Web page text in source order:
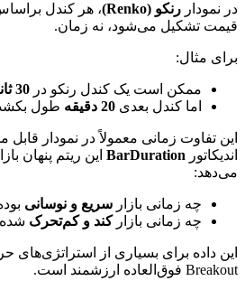
در نمودار رنکو (Renko)
، هر کندل
قیمت تشکیل می‌شود، نه زمان.
برای مثال:
ممکن است یک کندل رنکو در 30 ثانیه
اما کندل بعدی 20 دقیقه طول
این تفاوت زمانی معمولاً در نمودار
اندیکاتور BarDuration این ریتم پنهان
می‌دهد:
چه زمانی بازار سریع و نوسانی
چه زمانی بازارکند و کم‌تحرک شده
Breakout فوق‌العاده ارزشمند است.